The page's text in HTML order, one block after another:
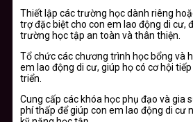
Thiết lập các trường học dành riêng
trợ đặc biệt cho con em lao động di cư,
trường học tập an toàn và thân thiện.
Tổ chức các chương trình học bổng và
em lao động di cư, giúp họ có cơ hội
triển.
Cung cấp các khóa học phụ đạo và gia
phí thấp để giúp con em lao động di cư